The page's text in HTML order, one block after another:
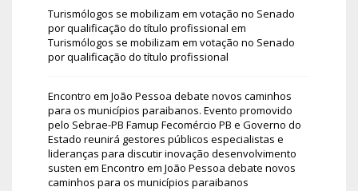
Turismólogos se mobilizam em votação no Senado
por qualificação do título profissional em
Turismólogos se mobilizam em votação no Senado
por qualificação do título profissional
Encontro em João Pessoa debate novos caminhos
para os municípios paraibanos. Evento promovido
pelo Sebrae-PB Famup Fecomércio PB e Governo do
Estado reunirá gestores públicos especialistas e
lideranças para discutir inovação desenvolvimento
susten em Encontro em João Pessoa debate novos
caminhos para os municípios paraibanos